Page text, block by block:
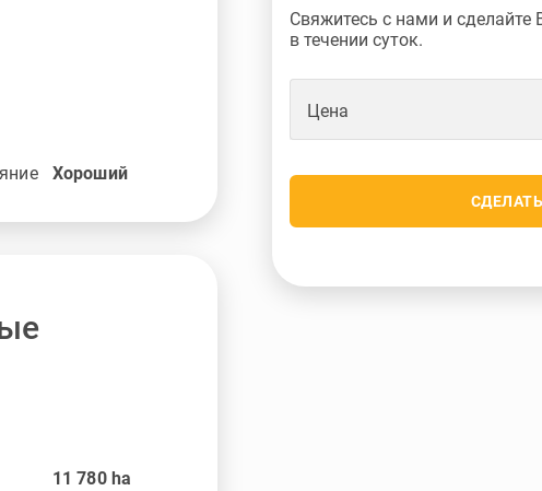
Хороший
11 780 ha
Свяжитесь с нами и
в течении суток.
Цена